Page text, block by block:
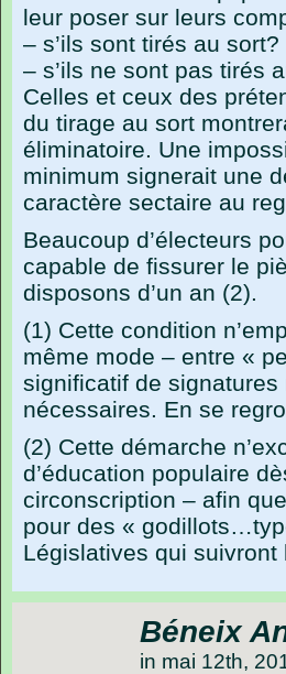
leur poser sur leurs
– s’ils sont tirés au sort?
– s’ils ne sont pas tirés
Celles et ceux des
du tirage au sort
éliminatoire. Une
minimum signerait une
caractère sectaire au
Beaucoup d’électeurs
capable de fissurer le
disposons d’un an (2).
(1) Cette condition
même mode – entre «
significatif de
nécessaires. En se
(2) Cette démarche
d’éducation populaire
circonscription – afin
pour des «
Législatives qui suivront
Béneix
in mai 12th,